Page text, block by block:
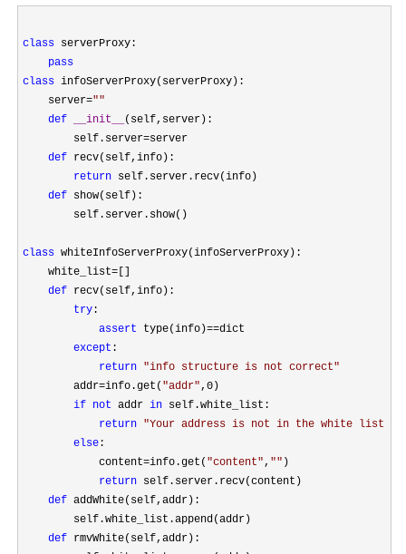
class serverProxy:
pass
class infoServerProxy(serverProxy):
    server
=""
def
__init__
(self,server):
        self.server
=server
def recv(self,info):
return self.server.recv(info)
def show(self):
        self.server.show()
class whiteInfoServerProxy(infoServerProxy):
    white_list
=
def recv(self,info):
try :
assert type(info)==dict
except :
return "info structure is not correct"
        addr
=info.get( "addr",0)
if not addr in self.white_list:
return "Your address is not in the white list.
else :
            content
=info.get( "content", "" )
return self.server.recv(content)
def addWhite(self,addr):
        self.white_list.append(addr)
def rmvWhite(self,addr):